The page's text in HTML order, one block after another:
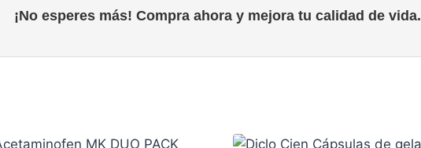
¡No esperes más! Compra ahora y mejora tu calidad de vida.